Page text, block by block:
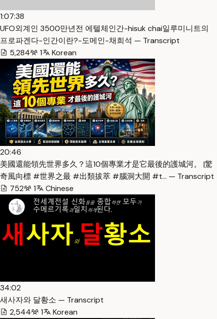
1:07:38
UFO외계인 3500만년전 에텔체인간-hisuk chai일루미니트의
프로파겐다-인간이란?-도메인-채희석 — Transcript
5,284
1 Korean
20:46
美國還能領先世界多久？這10個專業才是它最後的護城河。 |驚
奇風向標 #世界之最 #出類拔萃 #腦洞大開 #t… — Transcript
752
1 Chinese
34:02
새사자와 달황소 — Transcript
2,544
1 Korean